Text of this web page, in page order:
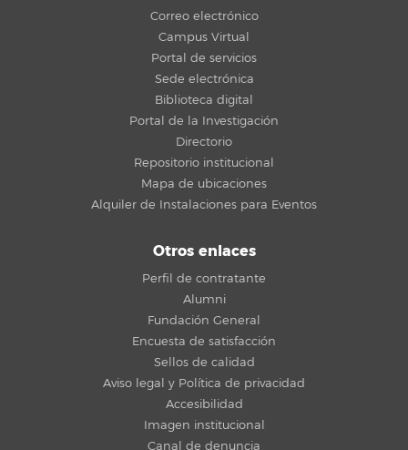
Correo electrónico
Campus Virtual
Portal de servicios
Sede electrónica
Biblioteca digital
Portal de la Investigación
Directorio
Repositorio institucional
Mapa de ubicaciones
Alquiler de Instalaciones para Eventos
Otros enlaces
Perfil de contratante
Alumni
Fundación General
Encuesta de satisfacción
Sellos de calidad
Aviso legal y Política de privacidad
Accesibilidad
Imagen institucional
Canal de denuncia